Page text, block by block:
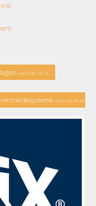
nach DIN 14675
nach DIN EN ISO